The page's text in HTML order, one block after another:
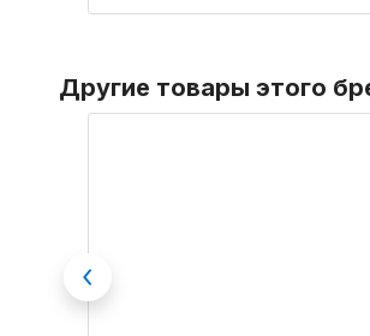
Другие товары этого
Previous